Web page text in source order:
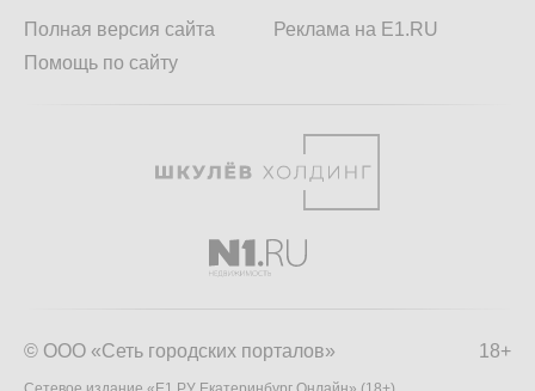
Полная версия сайта
Помощь по сайту
Реклама на E1.RU
18+
© ООО «Сеть городских порталов»